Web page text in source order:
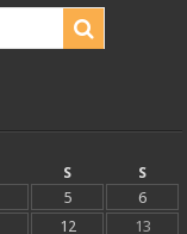
S
S
5
6
12 13